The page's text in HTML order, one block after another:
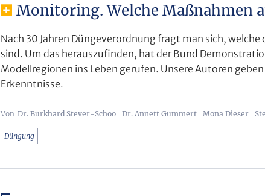
Monitoring. Welche Maßnahmen
Nach 30 Jahren Düngeverordnung fragt man sich,
sind. Um das herauszufinden, hat der Bund
Modellregionen ins Leben gerufen. Unsere Autoren
Erkenntnisse.
Dr. Burkhard Stever-Schoo Dr. Annett Gummert Mona Dieser
Düngung